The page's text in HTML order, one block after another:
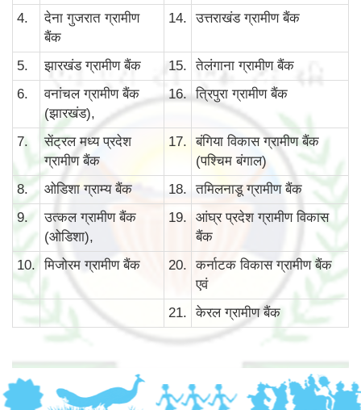
4.
देना गुजरात ग्रामीण
बैंक
14. उत्तराखंड ग्रामीण बैंक
5. झारखंड ग्रामीण बैंक 15.
तेलंगाना ग्रामीण बैंक
6.
वनांचल ग्रामीण बैंक
(झारखंड),
16. त्रिपुरा ग्रामीण बैंक
7.
सेंट्रल मध्य प्रदेश
ग्रामीण बैंक
17.
बंगिया विकास ग्रामीण बैंक
(पश्चिम बंगाल)
8.
ओडिशा ग्राम्य बैंक 18.
तमिलनाडू ग्रामीण बैंक
9.
उत्कल ग्रामीण बैंक
(ओडिशा),
19.
आंघ्र प्रदेश ग्रामीण विकास
बैंक
10.
मिजोरम ग्रामीण बैंक 20.
कर्नाटक विकास ग्रामीण बैंक
एवं
21.
केरल ग्रामीण बैंक